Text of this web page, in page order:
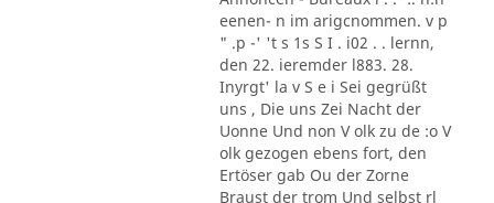
eenen- n im arigcnommen. v p
" .p -' 't s 1s S I . i02 . . lernn,
den 22. ieremder l883. 28.
Inyrgt' la v S e i Sei gegrüßt
uns , Die uns Zei Nacht der
Uonne Und non V olk zu de :o V
olk gezogen ebens fort, den
Ertöser gab Ou der Zorne
Braust der trom Und selbst rl